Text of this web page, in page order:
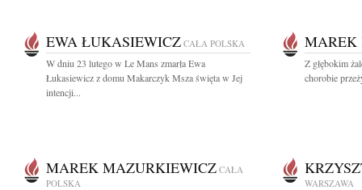
EWA ŁUKASIEWICZ CAŁA POLSKA
W dniu 23 lutego w Le Mans zmarła Ewa
Łukasiewicz z domu Makarczyk Msza święta w Jej
intencji...
MAREK
Z głębokim
chorobie
MAREK MAZURKIEWICZ CAŁA
POLSKA
WARSZAWA